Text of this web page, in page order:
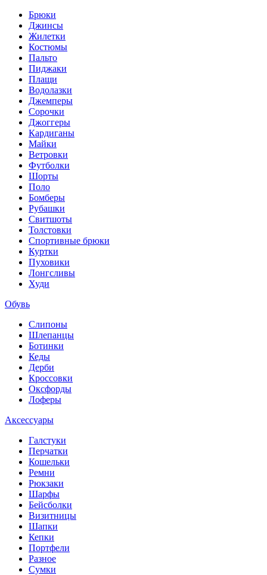
Брюки
Джинсы
Жилетки
Костюмы
Пальто
Пиджаки
Плащи
Водолазки
Джемперы
Сорочки
Джоггеры
Кардиганы
Майки
Ветровки
Футболки
Шорты
Поло
Бомберы
Рубашки
Свитшоты
Толстовки
Спортивные брюки
Куртки
Пуховики
Лонгсливы
Худи
Обувь
Слипоны
Шлепанцы
Ботинки
Кеды
Дерби
Кроссовки
Оксфорды
Лоферы
Аксессуары
Галстуки
Перчатки
Кошельки
Ремни
Рюкзаки
Шарфы
Бейсболки
Визитницы
Шапки
Кепки
Портфели
Разное
Сумки